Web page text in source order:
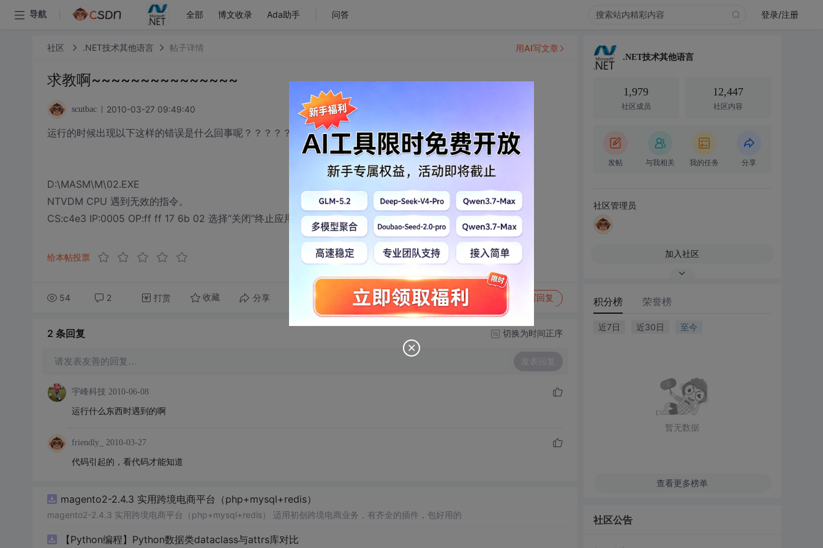
导航 全部 博文收录 Ada助手 问答 登录/注册
社区 .NET技术其他语言 帖子详情
求教啊~~~~~~~~~~~~~~~
scutbac 2010-03-27 09:49:40
运行的时候出现以下这样的错误是什么回事呢？？？？？？
D:\MASM\M\02.EXE
NTVDM CPU 遇到无效的指令。
CS:c4e3 IP:0005 OP:ff ff 17 6b 02 选择“关闭”终止应用程序。
给本帖投票
54 2 打赏 收藏 分享 转发到动态 举报 写回复
用AI写文章
2 条回复 切换为时间正序
请发表友善的回复… 发表回复
宇峰科技 2010-06-08
运行什么东西时遇到的啊
friendly_ 2010-03-27
代码引起的，看代码才能知道
magento2-2.4.3 实用跨境电商平台（php+mysql+redis）
magento2-2.4.3 实用跨境电商平台（php+mysql+redis） 适用初创跨境电商业务，有齐全的插件，包好用的
【Python编程】Python数据类dataclass与attrs库对比
.NET技术其他语言
1,979
社区成员
12,447
社区内容
发帖 与我相关 我的任务 分享
社区管理员
加入社区
积分榜 荣誉榜
近7日 近30日 至今
暂无数据
查看更多榜单
社区公告